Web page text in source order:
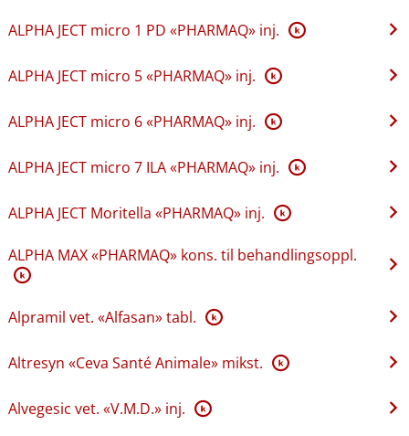
ALPHA JECT micro 1 PD «PHARMAQ» inj. K
ALPHA JECT micro 5 «PHARMAQ» inj. K
ALPHA JECT micro 6 «PHARMAQ» inj. K
ALPHA JECT micro 7 ILA «PHARMAQ» inj. K
ALPHA JECT Moritella «PHARMAQ» inj. K
ALPHA MAX «PHARMAQ» kons. til behandlingsoppl.
K
Alpramil vet. «Alfasan» tabl. K
Altresyn «Ceva Santé Animale» mikst. K
Alvegesic vet. «V.M.D.» inj. K